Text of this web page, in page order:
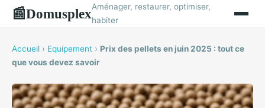
📰DomusplexAménager, restaurer, optimiser,
habiter
Accueil › Equipement › Prix des pellets en juin 2025 : tout ce
que vous devez savoir